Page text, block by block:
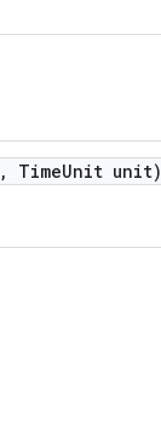
, TimeUnit unit)